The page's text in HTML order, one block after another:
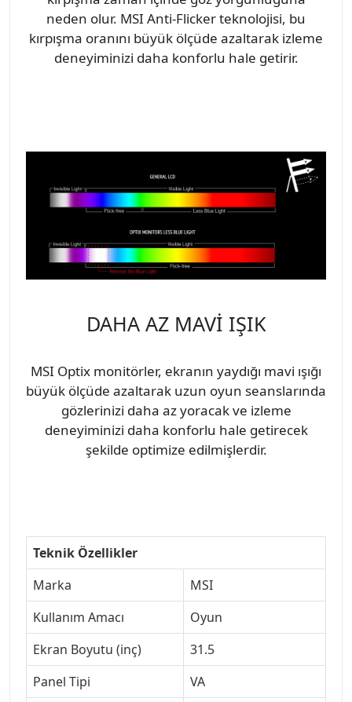
neden olur. MSI Anti-Flicker teknolojisi, bu
kırpışma oranını büyük ölçüde azaltarak izleme
deneyiminizi daha konforlu hale getirir.
DAHA AZ MAVİ IŞIK
MSI Optix monitörler, ekranın yaydığı mavi ışığı
büyük ölçüde azaltarak uzun oyun seanslarında
gözlerinizi daha az yoracak ve izleme
deneyiminizi daha konforlu hale getirecek
şekilde optimize edilmişlerdir.
Teknik Özellikler
Marka
MSI
Kullanım Amacı
Oyun
Ekran Boyutu (inç)
31.5
Panel Tipi
VA